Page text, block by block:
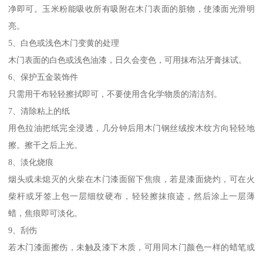
净即可。玉米粉能吸收所有吸附在木门表面的脏物，使漆面光滑明
亮。
5、白色或浅色木门变黄的处理
木门表面的白色或浅色油漆，日久会变色，可用抹布沾牙膏抹试。
6、保护五金装饰件
只需用干布轻轻擦拭即可，不要使用含化学物质的清洁剂。
7、清除粘上的纸
用色拉油把纸完全浸透，几分钟后用木门钢丝绒按木纹方向轻轻地
擦。擦干之后上光。
8、淡化烧痕
烟头或未熄灭的火柴在木门漆面留下焦痕，若是漆面烧灼，可在火
柴杆或牙签上包一层细纹硬布，轻轻擦抹痕迹，然后涂上一层薄
蜡，焦痕即可淡化。
9、刮伤
若木门漆面擦伤，未触及漆下木质，可用同木门颜色一样的蜡笔或